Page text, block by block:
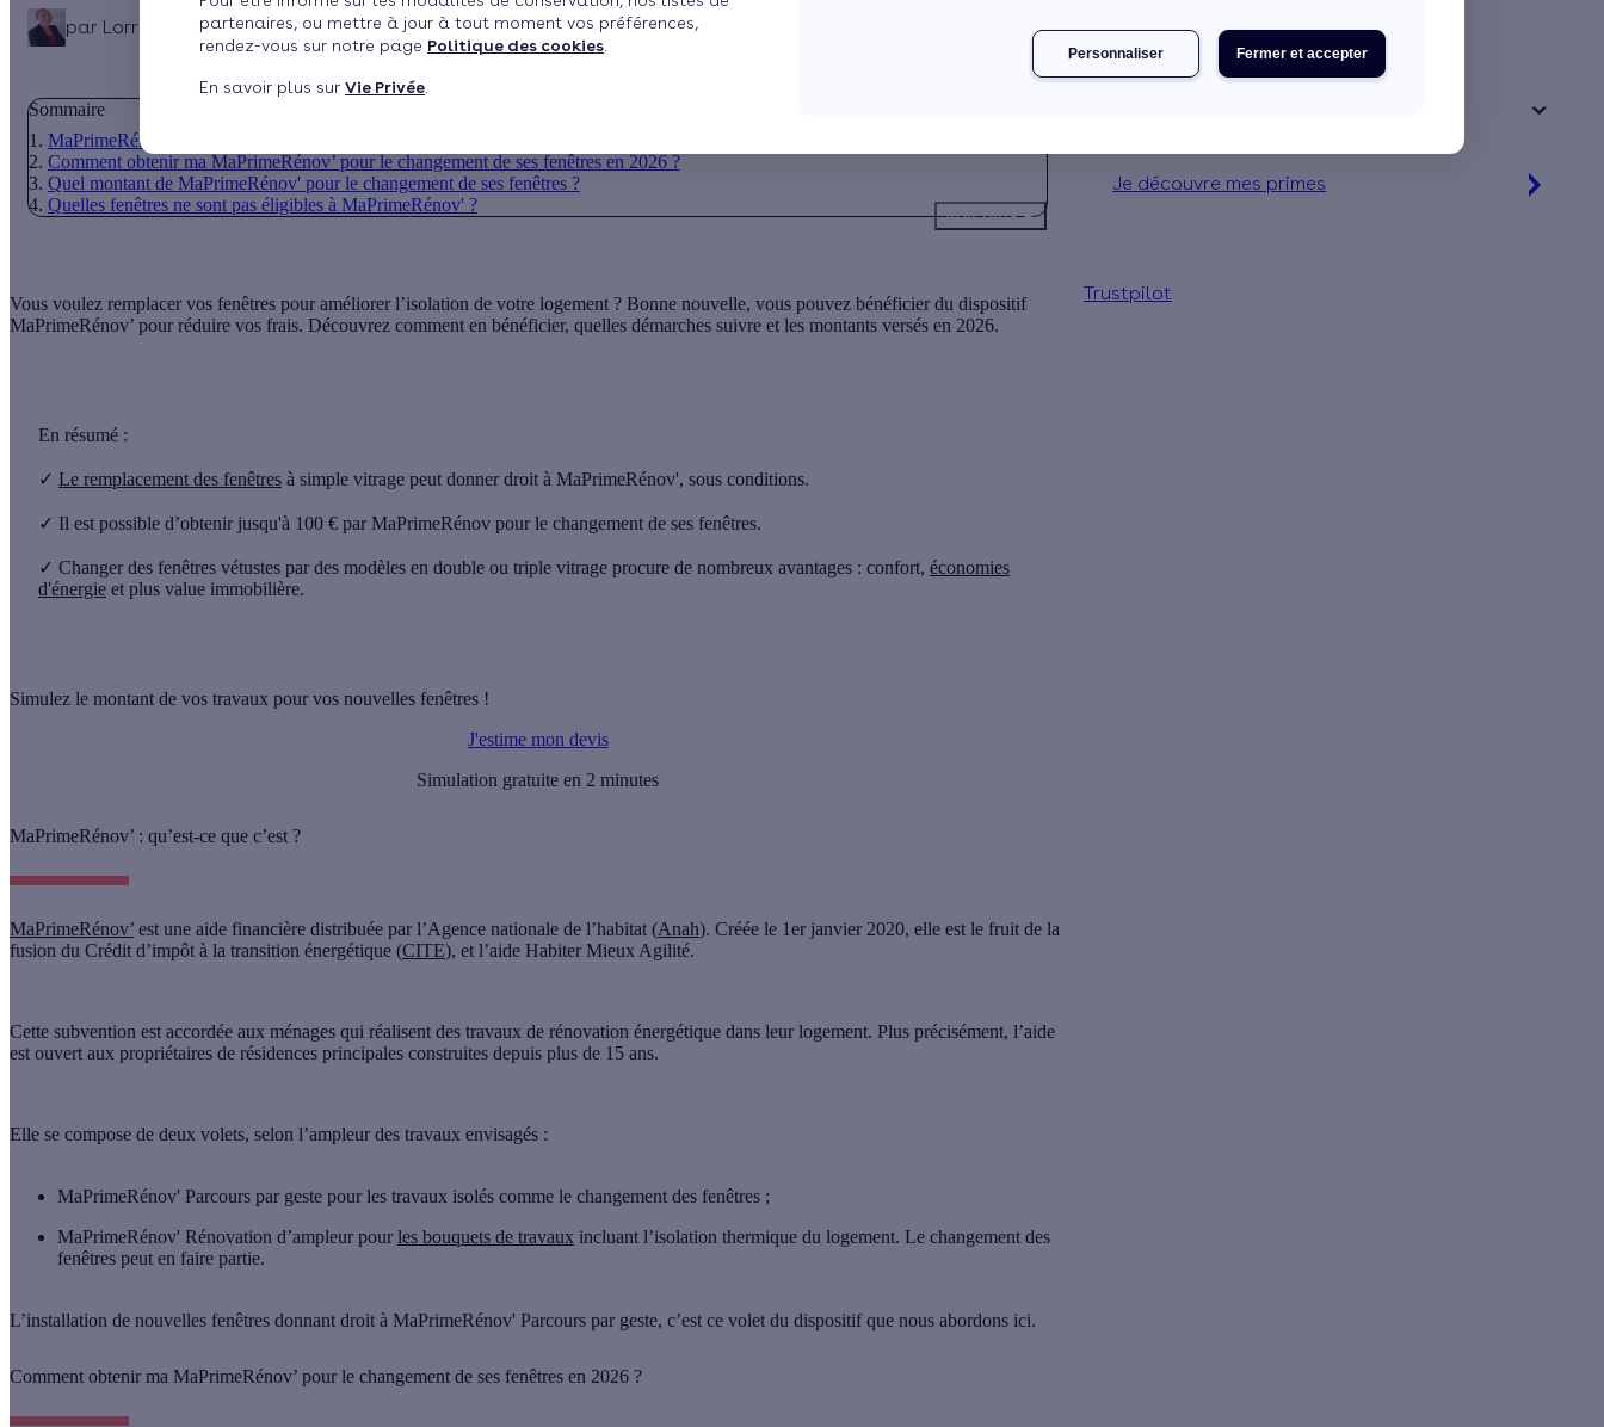
partenaires, ou mettre à jour à tout moment vos préférences,
rendez-vous sur notre page Politique des cookies
En savoir plus sur Vie Privée
Fermer et accepter
Personnaliser
par Lorraine Véron 8 min de lecture
Sommaire
MaPrimeRénov’ : qu’est-ce que c’est ?
Comment obtenir ma MaPrimeRénov’ pour le changement de ses fenêtres en 2026 ?
Quel montant de MaPrimeRénov' pour le changement de ses fenêtres ?
Quelles fenêtres ne sont pas éligibles à MaPrimeRénov' ?
Voir plus
Vous voulez remplacer vos fenêtres pour améliorer l’isolation de votre logement ? Bonne nouvelle, vous pouvez bénéficier du dispositif
MaPrimeRénov’ pour réduire vos frais. Découvrez comment en bénéficier, quelles démarches suivre et les montants versés en 2026.
En résumé :
✓ Le remplacement des fenêtres à simple vitrage peut donner droit à MaPrimeRénov', sous conditions.
✓ Il est possible d’obtenir jusqu'à 100 € par MaPrimeRénov pour le changement de ses fenêtres.
✓ Changer des fenêtres vétustes par des modèles en double ou triple vitrage procure de nombreux avantages : confort, économies
d'énergie et plus value immobilière.
Simulez le montant de vos travaux pour vos nouvelles fenêtres !
J'estime mon devis
Simulation gratuite en 2 minutes
MaPrimeRénov’ : qu’est-ce que c’est ?
MaPrimeRénov’ est une aide financière distribuée par l’Agence nationale de l’habitat (Anah). Créée le 1er janvier 2020, elle est le fruit de la
fusion du Crédit d’impôt à la transition énergétique (CITE), et l’aide Habiter Mieux Agilité.
Cette subvention est accordée aux ménages qui réalisent des travaux de rénovation énergétique dans leur logement. Plus précisément, l’aide
est ouvert aux propriétaires de résidences principales construites depuis plus de 15 ans.
Elle se compose de deux volets, selon l’ampleur des travaux envisagés :
MaPrimeRénov' Parcours par geste pour les travaux isolés comme le changement des fenêtres ;
MaPrimeRénov' Rénovation d’ampleur pour les bouquets de travaux incluant l’isolation thermique du logement. Le changement des
fenêtres peut en faire partie.
L’installation de nouvelles fenêtres donnant droit à MaPrimeRénov' Parcours par geste, c’est ce volet du dispositif que nous abordons ici.
Comment obtenir ma MaPrimeRénov’ pour le changement de ses fenêtres en 2026 ?
Une maison
Un appartement
Votre logement a été construit :
Je découvre mes primes
Trustpilot